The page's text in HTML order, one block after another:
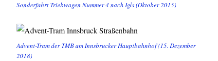
Sonderfahrt Triebwagen Nummer 4 nach Igls (Oktober 2015)
Advent-Tram der TMB am Innsbrucker Hauptbahnhof (15. Dezember
2018)